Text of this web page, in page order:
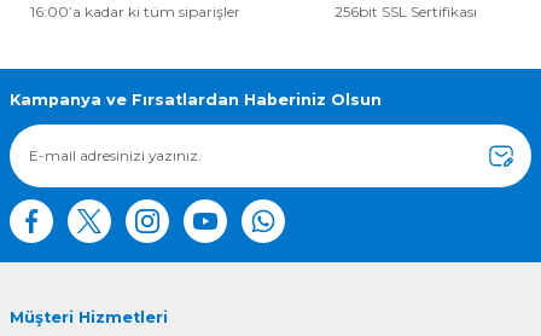
Ürün bilgilerinde hatalar bulunuyor.
Ürün fiyatı diğer sitelerden daha pahalı.
Bu ürüne benzer farklı alternatifler olmalı.
16:00’a kadar ki tüm siparişler
256bit SSL Sertifikası
Kampanya ve Fırsatlardan Haberiniz Olsun
Müşteri Hizmetleri